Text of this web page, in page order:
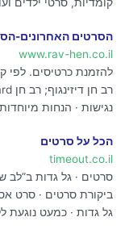
הסרטים האחרונים-
www.rav-hen.co.il
להזמנת כרטיסים. לפי
נגישות · הנחות
הכל על סרטים
timeout.co.il
סרטים · גל גדות ב”לב
ביקורת סרטים · סרט
גל גדות · כמעט נוגעת